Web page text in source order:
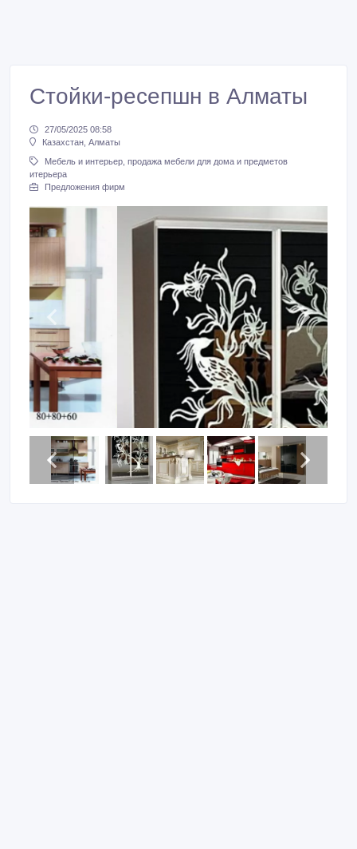
Стойки-ресепшн в Алматы
27/05/2025 08:58
Казахстан, Алматы
Мебель и интерьер, продажа мебели для дома и предметов
итерьера
Предложения фирм